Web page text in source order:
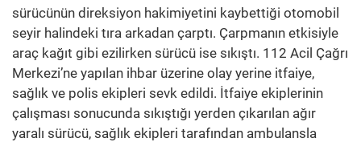
sürücünün direksiyon hakimiyetini kaybettiği otomobil
seyir halindeki tıra arkadan çarptı. Çarpmanın etkisiyle
araç kağıt gibi ezilirken sürücü ise sıkıştı. 112 Acil Çağrı
Merkezi’ne yapılan ihbar üzerine olay yerine itfaiye,
sağlık ve polis ekipleri sevk edildi. İtfaiye ekiplerinin
çalışması sonucunda sıkıştığı yerden çıkarılan ağır
yaralı sürücü, sağlık ekipleri tarafından ambulansla